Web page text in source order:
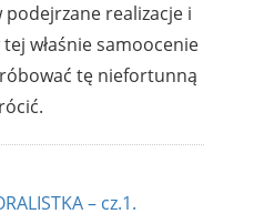
podejrzane realizacje i
właśnie samoocenie
tę niefortunną
– cz.1.